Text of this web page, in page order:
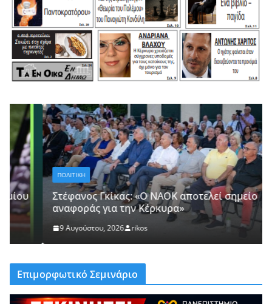
ΠΟΛΙΤΙΚΗ
Στέφανος Γκίκας: «Ο ΝΑΟΚ αποτελεί σημείο
αναφοράς για την Κέρκυρα»
9 Αυγούστου, 2026 rikos
Επιμορφωτικό Σεμινάριο